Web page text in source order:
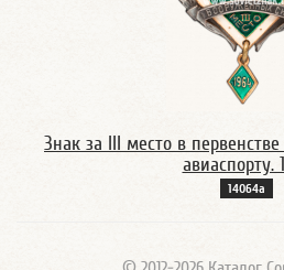
Знак за III место в
авиаспорту.
14064а